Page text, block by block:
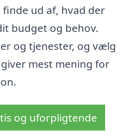
ud af, hvad der
budget og behov.
og tjenester, og vælg
mest mening for
og uforpligtende